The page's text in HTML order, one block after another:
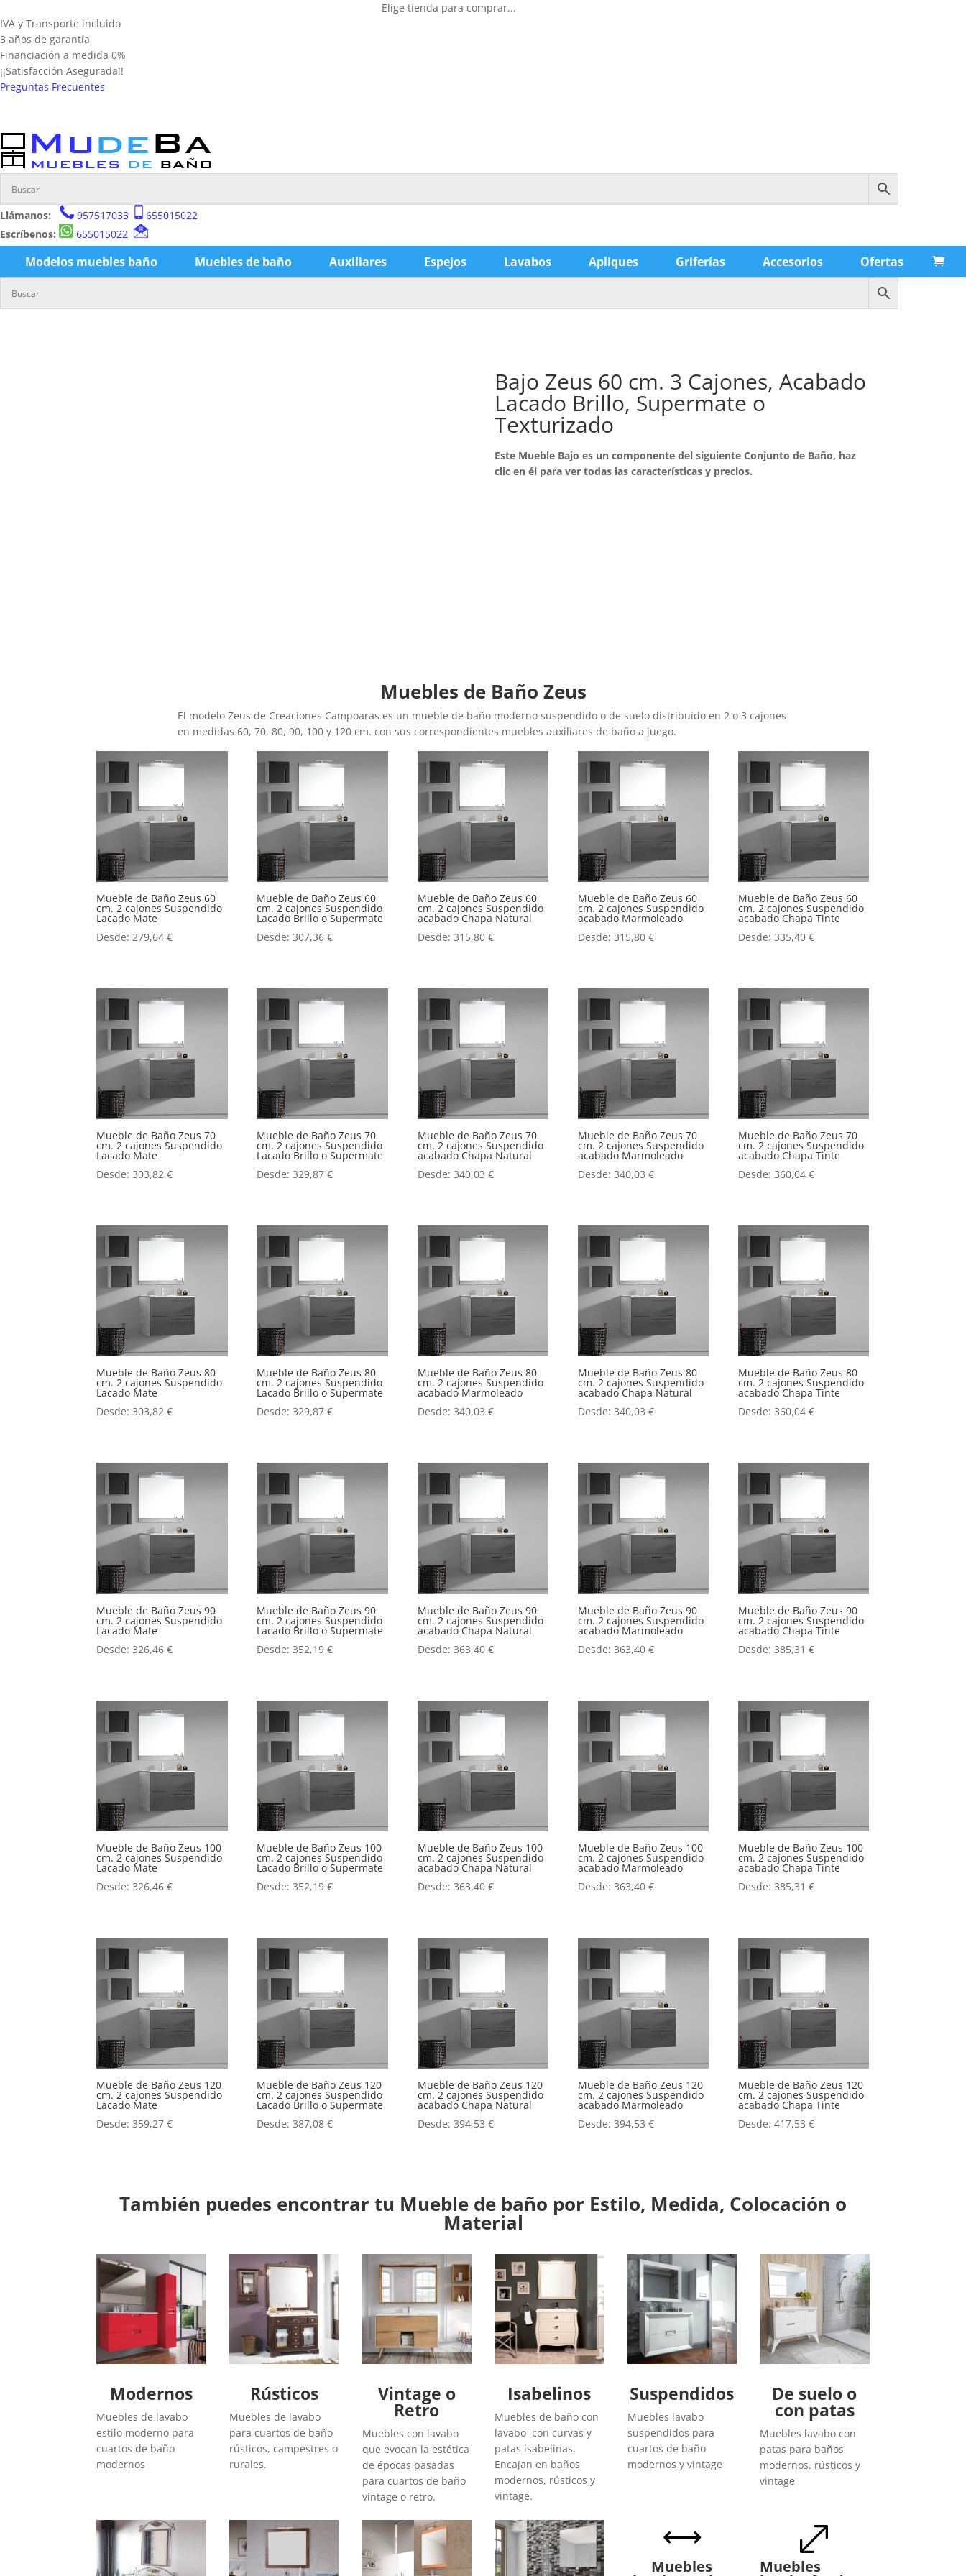
Elige tienda para comprar...
IVA y Transporte incluido
3 años de garantía
Financiación a medida 0%
¡¡Satisfacción Asegurada!!
Preguntas Frecuentes
Llámanos: 957517033
655015022
Escríbenos:
655015022
Modelos muebles baño Muebles de baño Auxiliares Espejos Lavabos Apliques Griferías Accesorios Ofertas
Bajo Zeus 60 cm. 3 Cajones, Acabado
Lacado Brillo, Supermate o
Texturizado
Este Mueble Bajo es un componente del siguiente Conjunto de Baño, haz
clic en él para ver todas las características y precios.
Muebles de Baño Zeus
El modelo Zeus de Creaciones Campoaras es un mueble de baño moderno suspendido o de suelo distribuido en 2 o 3 cajones
en medidas 60, 70, 80, 90, 100 y 120 cm. con sus correspondientes muebles auxiliares de baño a juego.
Mueble de Baño Zeus 60
cm. 2 cajones Suspendido
Lacado Mate
Desde:279,64€
Mueble de Baño Zeus 60
cm. 2 cajones Suspendido
Lacado Brillo o Supermate
Desde:307,36€
Mueble de Baño Zeus 60
cm. 2 cajones Suspendido
acabado Chapa Natural
Desde: 315,80 €
Mueble de Baño Zeus 60
cm. 2 cajones Suspendido
acabado Marmoleado
Desde: 315,80 €
Mueble de Baño Zeus 60
cm. 2 cajones Suspendido
acabado Chapa Tinte
Desde: 335,40 €
Mueble de Baño Zeus 70
cm. 2 cajones Suspendido
Lacado Mate
Desde:303,82€
Mueble de Baño Zeus 70
cm. 2 cajones Suspendido
Lacado Brillo o Supermate
Desde:329,87€
Mueble de Baño Zeus 70
cm. 2 cajones Suspendido
acabado Chapa Natural
Desde: 340,03 €
Mueble de Baño Zeus 70
cm. 2 cajones Suspendido
acabado Marmoleado
Desde: 340,03 €
Mueble de Baño Zeus 70
cm. 2 cajones Suspendido
acabado Chapa Tinte
Desde: 360,04 €
Mueble de Baño Zeus 80
cm. 2 cajones Suspendido
Lacado Mate
Desde:303,82€
Mueble de Baño Zeus 80
cm. 2 cajones Suspendido
Lacado Brillo o Supermate
Desde:329,87€
Mueble de Baño Zeus 80
cm. 2 cajones Suspendido
acabado Marmoleado
Desde: 340,03 €
Mueble de Baño Zeus 80
cm. 2 cajones Suspendido
acabado Chapa Natural
Desde: 340,03 €
Mueble de Baño Zeus 80
cm. 2 cajones Suspendido
acabado Chapa Tinte
Desde: 360,04 €
Mueble de Baño Zeus 90
cm. 2 cajones Suspendido
Lacado Mate
Desde:326,46€
Mueble de Baño Zeus 90
cm. 2 cajones Suspendido
Lacado Brillo o Supermate
Desde:352,19€
Mueble de Baño Zeus 90
cm. 2 cajones Suspendido
acabado Chapa Natural
Desde: 363,40 €
Mueble de Baño Zeus 90
cm. 2 cajones Suspendido
acabado Marmoleado
Desde: 363,40 €
Mueble de Baño Zeus 90
cm. 2 cajones Suspendido
acabado Chapa Tinte
Desde: 385,31 €
Mueble de Baño Zeus 100
cm. 2 cajones Suspendido
Lacado Mate
Desde:326,46€
Mueble de Baño Zeus 100
cm. 2 cajones Suspendido
Lacado Brillo o Supermate
Desde:352,19€
Mueble de Baño Zeus 100
cm. 2 cajones Suspendido
acabado Chapa Natural
Desde: 363,40 €
Mueble de Baño Zeus 100
cm. 2 cajones Suspendido
acabado Marmoleado
Desde: 363,40 €
Mueble de Baño Zeus 100
cm. 2 cajones Suspendido
acabado Chapa Tinte
Desde: 385,31 €
Mueble de Baño Zeus 120
cm. 2 cajones Suspendido
Lacado Mate
Desde:359,27€
Mueble de Baño Zeus 120
cm. 2 cajones Suspendido
Lacado Brillo o Supermate
Desde:387,08€
Mueble de Baño Zeus 120
cm. 2 cajones Suspendido
acabado Chapa Natural
Desde: 394,53 €
Mueble de Baño Zeus 120
cm. 2 cajones Suspendido
acabado Marmoleado
Desde: 394,53 €
Mueble de Baño Zeus 120
cm. 2 cajones Suspendido
acabado Chapa Tinte
Desde: 417,53 €
También puedes encontrar tu Mueble de baño por Estilo, Medida, Colocación o
Material
Modernos
Muebles de lavabo
estilo moderno para
cuartos de baño
modernos
Rústicos
Muebles de lavabo
para cuartos de baño
rústicos, campestres o
rurales.
Vintage o
Retro
Muebles con lavabo
que evocan la estética
de épocas pasadas
para cuartos de baño
vintage o retro.
Isabelinos
Muebles de baño con
lavabo con curvas y
patas isabelinas.
Encajan en baños
modernos, rústicos y
vintage.
Suspendidos
Muebles lavabo
suspendidos para
cuartos de baño
modernos y vintage
De suelo o
con patas
Muebles lavabo con
patas para baños
modernos. rústicos y
vintage
,
Muebles
.
Muebles